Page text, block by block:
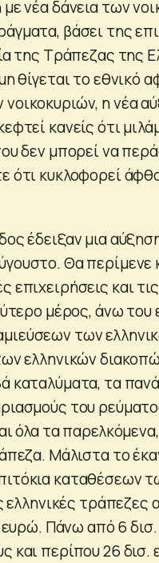
νέα δάνεια των
βάσει της
της Τράπεζας της
θίγεται το εθνικό
η νέα
κανείς ότι
δεν μπορεί να
ότι κυκλοφορεί
έδειξαν μια
Θα περίμενε
και
μέρος, άνω του
των
ελληνικών
καταλύματα, τα
του
όλα τα
Μάλιστα το
καταθέσεων
ελληνικές τράπεζες
ευρώ. Πάνω από 6
και περίπου 26 δισ.